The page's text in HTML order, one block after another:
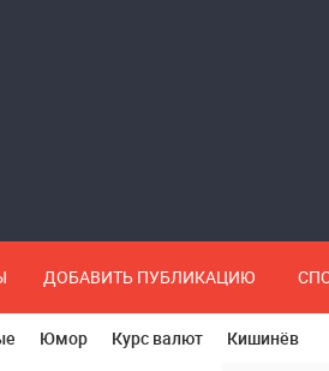
ДОБАВИТЬ ПУБЛИКАЦИЮ
Юмор Курс валют Кишинёв